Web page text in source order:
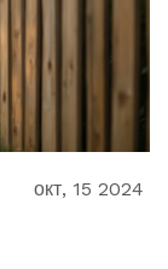
окт, 15 2024